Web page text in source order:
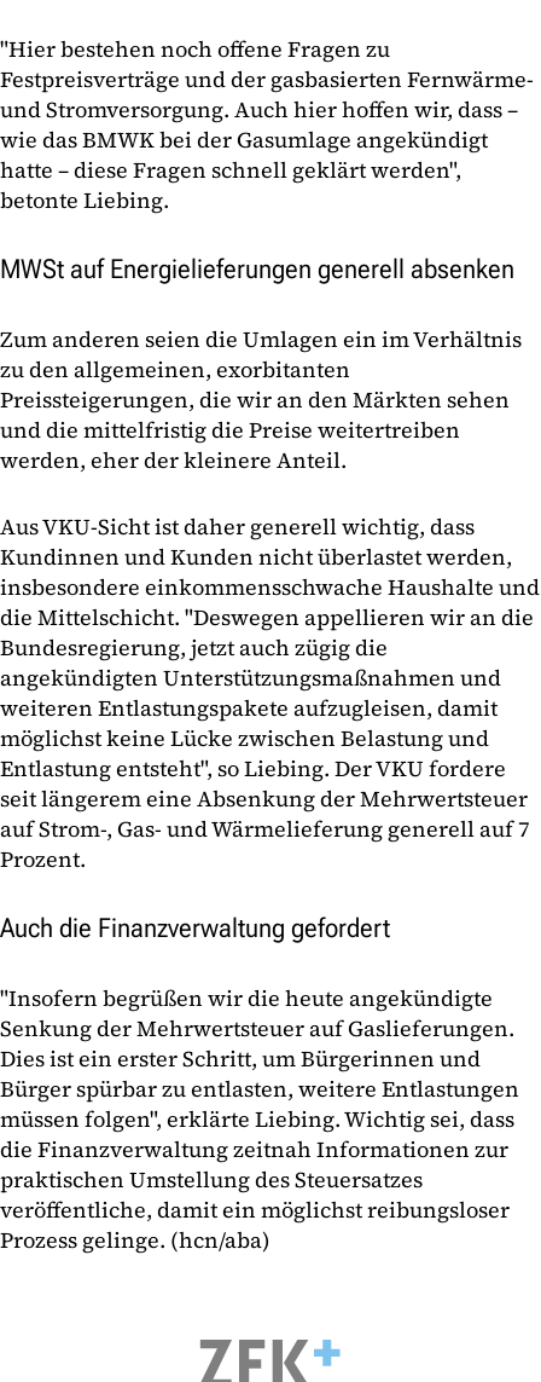
"Hier bestehen noch offene Fragen zu
Festpreisverträge und der gasbasierten Fernwärme-
und Stromversorgung. Auch hier hoffen wir, dass –
wie das BMWK bei der Gasumlage angekündigt
hatte – diese Fragen schnell geklärt werden",
betonte Liebing.
MWSt auf Energielieferungen generell absenken
Zum anderen seien die Umlagen ein im Verhältnis
zu den allgemeinen, exorbitanten
Preissteigerungen, die wir an den Märkten sehen
und die mittelfristig die Preise weitertreiben
werden, eher der kleinere Anteil.
Aus VKU-Sicht ist daher generell wichtig, dass
Kundinnen und Kunden nicht überlastet werden,
insbesondere einkommensschwache Haushalte und
die Mittelschicht. "Deswegen appellieren wir an die
Bundesregierung, jetzt auch zügig die
angekündigten Unterstützungsmaßnahmen und
weiteren Entlastungspakete aufzugleisen, damit
möglichst keine Lücke zwischen Belastung und
Entlastung entsteht", so Liebing. Der VKU fordere
seit längerem eine Absenkung der Mehrwertsteuer
auf Strom-, Gas- und Wärmelieferung generell auf 7
Prozent.
Auch die Finanzverwaltung gefordert
"Insofern begrüßen wir die heute angekündigte
Senkung der Mehrwertsteuer auf Gaslieferungen.
Dies ist ein erster Schritt, um Bürgerinnen und
Bürger spürbar zu entlasten, weitere Entlastungen
müssen folgen", erklärte Liebing. Wichtig sei, dass
die Finanzverwaltung zeitnah Informationen zur
praktischen Umstellung des Steuersatzes
veröffentliche, damit ein möglichst reibungsloser
Prozess gelinge. (hcn/aba)